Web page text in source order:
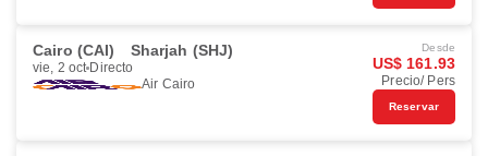
Cairo (CAI) Sharjah (SHJ)
vie, 2 oct Directo
Air Cairo
Desde
US$ 161.93
Precio/ Pers
Reservar